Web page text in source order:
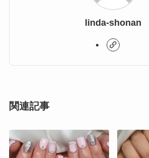
linda-shonan
関連記事